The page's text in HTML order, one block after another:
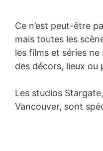
Ce n’est peut-être
mais toutes les
les films et séries
des décors, lieux ou
Les studios
Vancouver, sont